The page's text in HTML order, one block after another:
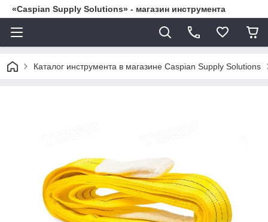
«Caspian Supply Solutions» - магазин инструмента
Каталог инструмента в магазине Caspian Supply Solutions